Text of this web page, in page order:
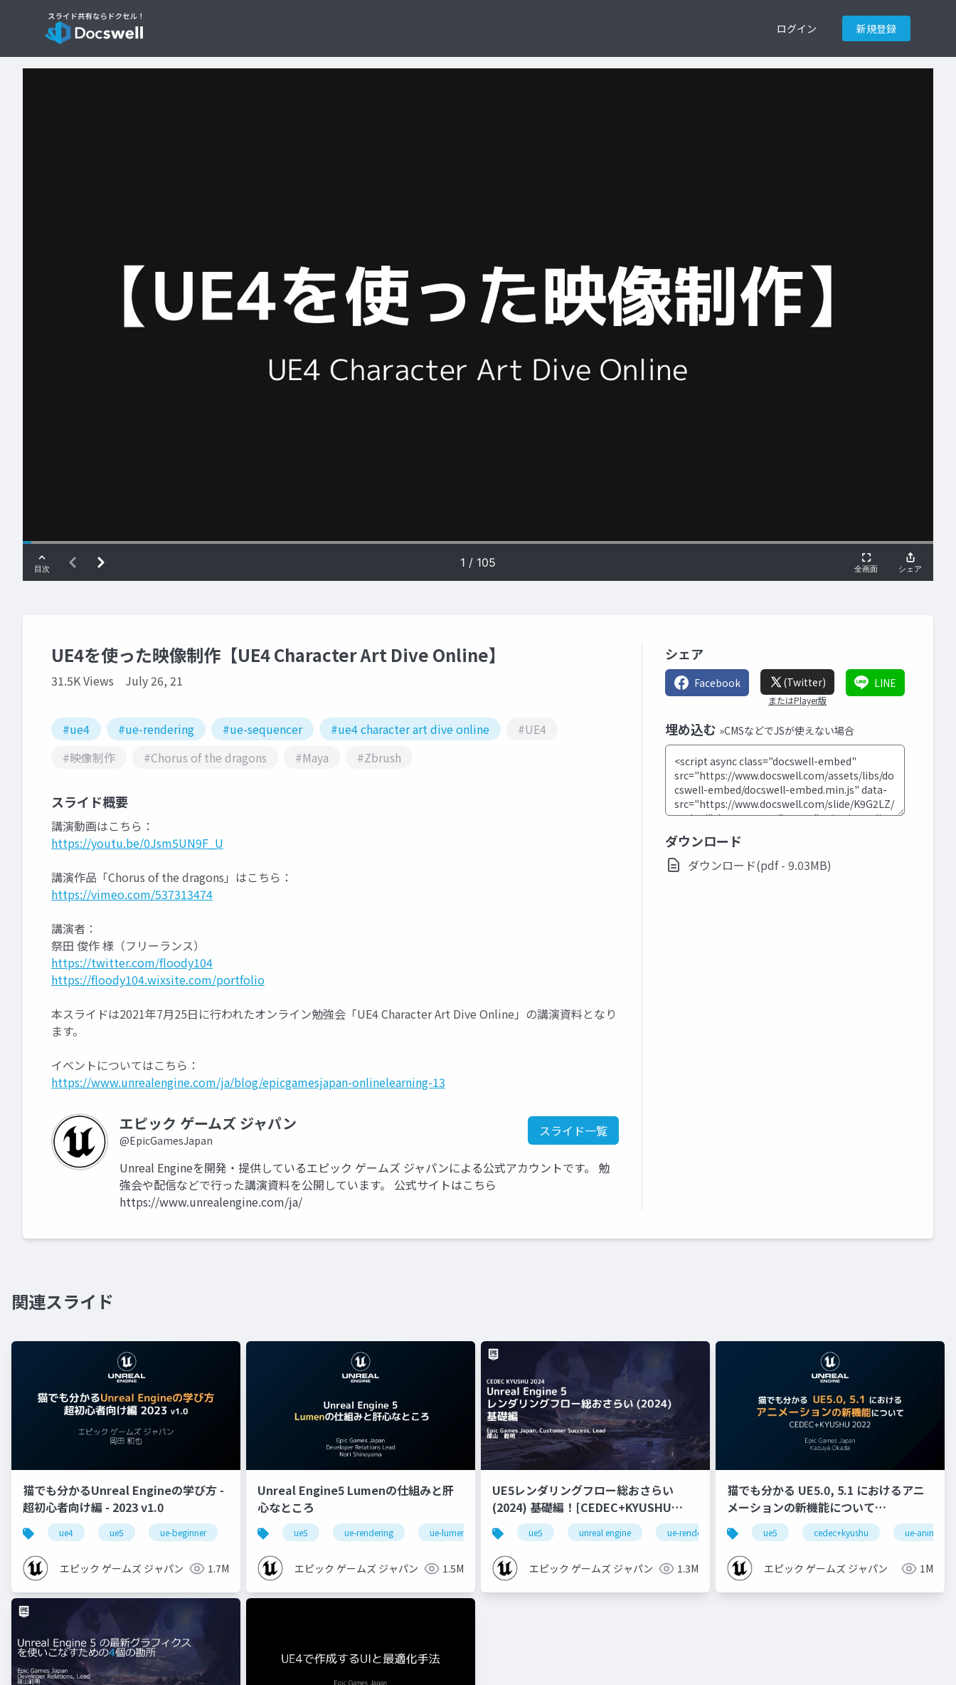
ログイン 新規登録
UE4を使った映像制作【UE4 Character Art Dive Online】
31.5K Views July 26, 21
#ue4 #ue-rendering #ue-sequencer #ue4 character art dive online
#UE4
#映像制作
#Chorus of the dragons #Maya #Zbrush
スライド概要
講演動画はこちら：
https://youtu.be/0Jsm5UN9F_U
講演作品「Chorus of the dragons」はこちら：
https://vimeo.com/537313474
講演者：
祭田 俊作 様（フリーランス）
https://twitter.com/floody104
https://floody104.wixsite.com/portfolio
本スライドは2021年7月25日に行われたオンライン勉強会「UE4 Character Art Dive Online」の講演資料となり
ます。
イベントについてはこちら：
https://www.unrealengine.com/ja/blog/epicgamesjapan-onlinelearning-13
エピック ゲームズ ジャパン
@EpicGamesJapan
スライド一覧
Unreal Engineを開発・提供しているエピック ゲームズ ジャパンによる公式アカウントです。 勉
強会や配信などで行った講演資料を公開しています。 公式サイトはこちら
https://www.unrealengine.com/ja/
シェア
Facebook (Twitter)
またはPlayer版
LINE
埋め込む »CMSなどでJSが使えない場合
ダウンロード
ダウンロード(pdf - 9.03MB)
関連スライド
猫でも分かるUnreal Engineの学び方 -
超初心者向け編 - 2023 v1.0
ue4 ue5 ue-beginner
エピック ゲームズ ジャパン 1.7M
Unreal Engine5 Lumenの仕組みと肝
心なところ
ue5 ue-rendering ue-lumen
エピック ゲームズ ジャパン 1.5M
UE5レンダリングフロー総おさらい
(2024) 基礎編！[CEDEC+KYUSHU
2024] ue5 unreal engine ue-rendering
エピック ゲームズ ジャパン 1.3M
猫でも分かる UE5.0, 5.1 におけるアニ
メーションの新機能について
【CEDEC+KYUSHU 2022】
ue5 cedec+kyushu ue-
エピック ゲームズ ジャパン 1M